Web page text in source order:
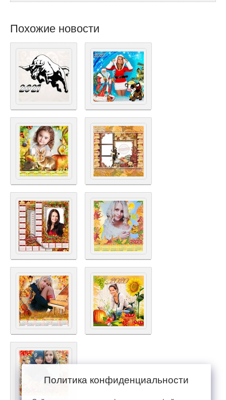
Похожие новости
Политика конфиденциальности